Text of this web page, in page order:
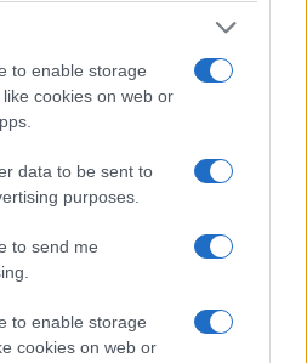
to enable storage
cookies on web or
data to be sent to
purposes.
to send me
to enable storage
cookies on web or
Ασλιχανίδης
Τιφτικίδης, Δημήτρης